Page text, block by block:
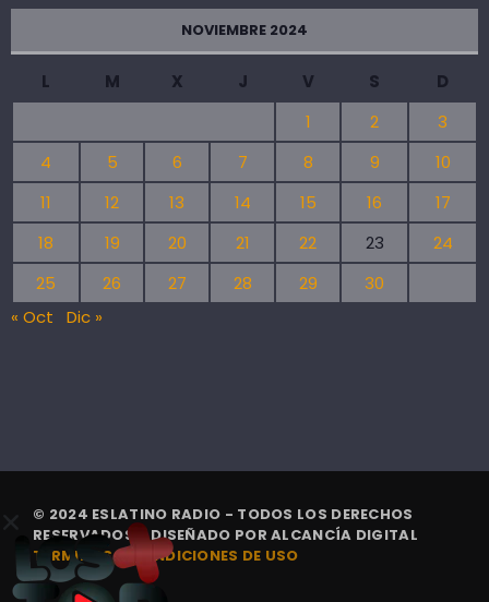
NOVIEMBRE 2024
L M X J V S
D
1
2
3
4
5 6 7 8 9
10
11
12 13 14 15 16
17
18
19 20 21 22 23
24
25
26 27 28 29
30
« Oct
Dic »
© 2024 ESLATINO RADIO - TODOS LOS DERECHOS
RESERVADOS. | DISEÑADO PORALCANCÍA DIGITAL
TÉRMINOS Y CONDICIONES DE USO